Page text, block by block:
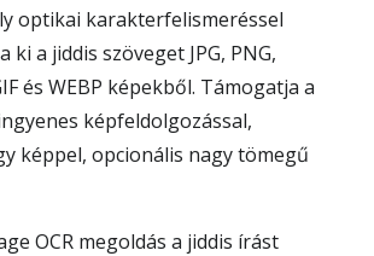
optikai karakterfelismeréssel
ki a jiddis szöveget JPG, PNG,
és WEBP képekből. Támogatja a
képfeldolgozással,
képpel, opcionális nagy tömegű
OCR megoldás a jiddis írást